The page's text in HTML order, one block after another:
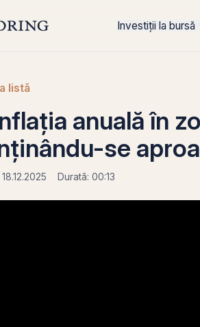
Investiții la bursă
listă
anuală în
se
Durată: 00:13